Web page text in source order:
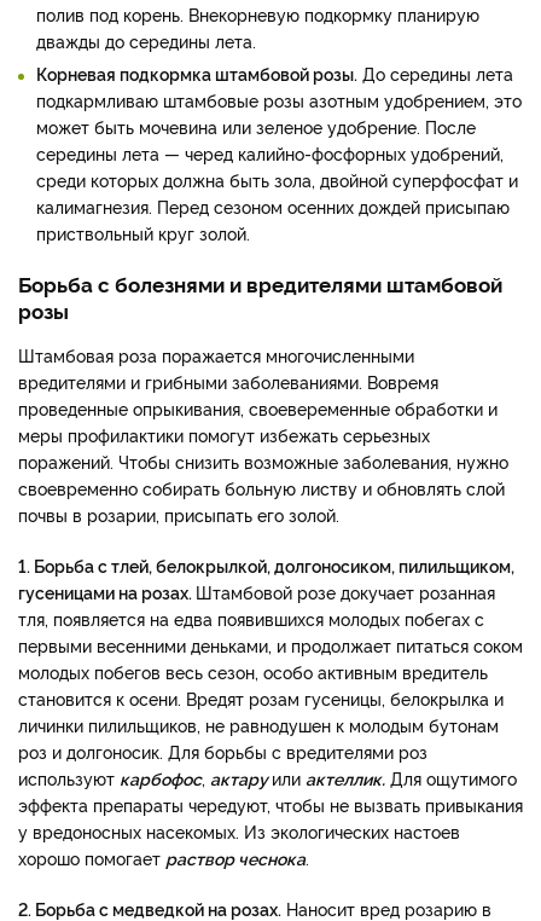
полив под корень. Внекорневую подкормку планирую
дважды до середины лета.
Корневая подкормка штамбовой розы. До середины лета
подкармливаю штамбовые розы азотным удобрением, это
может быть мочевина или зеленое удобрение. После
середины лета — черед калийно-фосфорных удобрений,
среди которых должна быть зола, двойной суперфосфат и
калимагнезия. Перед сезоном осенних дождей присыпаю
приствольный круг золой.
Борьба с болезнями и вредителями штамбовой
розы
Штамбовая роза поражается многочисленными
вредителями и грибными заболеваниями. Вовремя
проведенные опрыкивания, своевеременные обработки и
меры профилактики помогут избежать серьезных
поражений. Чтобы снизить возможные заболевания, нужно
своевременно собирать больную листву и обновлять слой
почвы в розарии, присыпать его золой.
1. Борьба с тлей, белокрылкой, долгоносиком, пилильщиком,
гусеницами на розах. Штамбовой розе докучает розанная
тля, появляется на едва появившихся молодых побегах с
первыми весенними деньками, и продолжает питаться соком
молодых побегов весь сезон, особо активным вредитель
становится к осени. Вредят розам гусеницы, белокрылка и
личинки пилильщиков, не равнодушен к молодым бутонам
роз и долгоносик. Для борьбы с вредителями роз
используют карбофос, актаруили актеллик. Для ощутимого
эффекта препараты чередуют, чтобы не вызвать привыкания
у вредоносных насекомых. Из экологических настоев
хорошо помогает раствор чеснока.
2. Борьба с медведкой на розах. Наносит вред розарию в